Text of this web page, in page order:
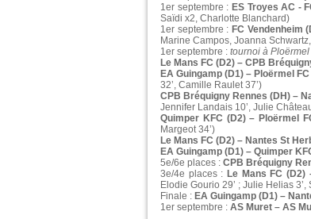
1er septembre : ES Troyes AC -
Saïdi x2, Charlotte Blanchard)
1er septembre : FC Vendenheim
Marine Campos, Joanna
1er septembre : tournoi à Ploërmel
Le Mans FC (D2) – CPB
EA Guingamp (D1) – Ploërmel
32’, Camille Raulet 37’)
CPB Bréquigny Rennes (DH) –
Jennifer Landais 10’, Julie
Quimper KFC (D2) – Ploërmel
Margeot 34’)
Le Mans FC (D2) – Nantes St
EA Guingamp (D1) – Quimper
5e/6e places : CPB Bréquigny
3e/4e places : Le Mans FC (D2)
Elodie Gourio 29’ ; Julie Helias
Finale : EA Guingamp (D1) –
1er septembre : AS Muret – AS